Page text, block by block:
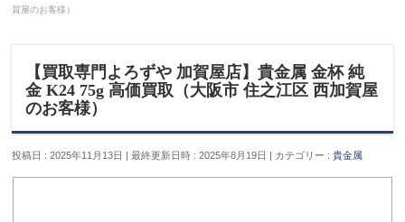
賀屋のお客様）
【買取専門よろずや 加賀屋店】貴金属 金杯 純
金 K24 75g 高価買取（大阪市 住之江区 西加賀屋
のお客様）
投稿日 : 2025年11月13日 最終更新日時 : 2025年8月19日 カテゴリー :貴金属